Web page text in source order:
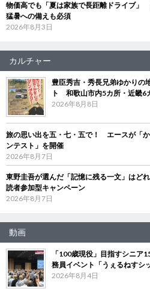
物価高でも「夏は家族で長距離ドライブ」
猛暑への備えも必須
2026年8月3日
カルチャー
豊臣秀吉・秀長兄弟ゆかりの
ト 和歌山市内5カ所・近畿6
2026年8月8日
旅の思い出を五・七・五で！ エースが「
ンテスト」を開催
2026年8月7日
東野圭吾が選んだ「記憶に残る一文」はど
読者参加型キャンペーン
2026年8月7日
動画
「100歳現役」目指すシニ
務員イベント「うぇるねすシ
2026年8月4日